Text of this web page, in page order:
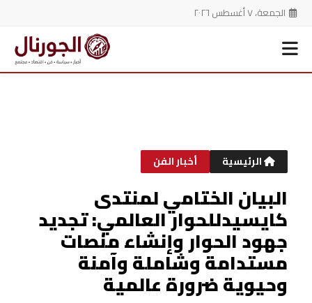
الجمعة، ٧ أغسطس ٢٠٢٦
الرئيسية أخبار الفن
البيان الختامي لمنتدى
كايسيدللحوار العالمي: تجديد
جهود الحوار وإنشاء منصات
مستدامة وشاملة وآمنة
وحيوية ضرورة عالمية